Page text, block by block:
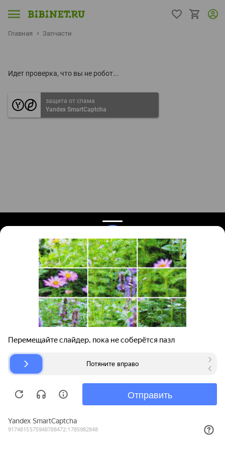
Главная Запчасти
Идет проверка, что вы не робот...
защита от спама
Yandex SmartCaptcha
Поиск запчастей
Для автокомпаний
Авторазборки
О проекте
Помощь
Карта сайта
© bibinet.ru - система поиска запчастей,
Copyright 2010-2026 Все права защищены